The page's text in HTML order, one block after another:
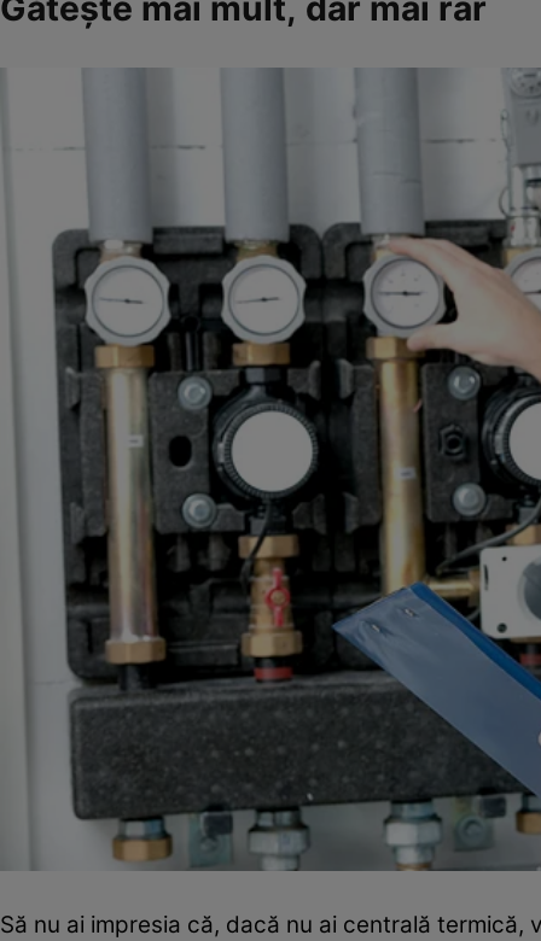
Găteşte mai mult, dar mai rar
Să nu ai impresia că, dacă nu ai centrală